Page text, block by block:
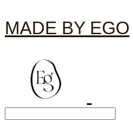
MADE BY EGO